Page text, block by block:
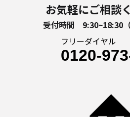
お気軽にご相談
受付時間 9:30~18:30（
フリーダイヤル
0120-